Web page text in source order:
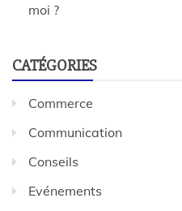
moi ?
CATÉGORIES
Commerce
Communication
Conseils
Evénements